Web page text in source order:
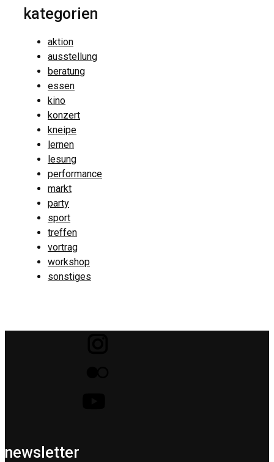
kategorien
aktion
ausstellung
beratung
essen
kino
konzert
kneipe
lernen
lesung
performance
markt
party
sport
treffen
vortrag
workshop
sonstiges
newsletter